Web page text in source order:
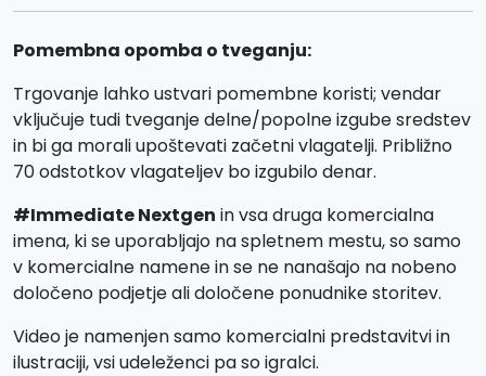
Pomembna opomba o tveganju:
Trgovanje lahko ustvari pomembne koristi; vendar
vključuje tudi tveganje delne/popolne izgube sredstev
in bi ga morali upoštevati začetni vlagatelji. Približno
70 odstotkov vlagateljev bo izgubilo denar.
#Immediate Nextgen in vsa druga komercialna
imena, ki se uporabljajo na spletnem mestu, so samo
v komercialne namene in se ne nanašajo na nobeno
določeno podjetje ali določene ponudnike storitev.
Video je namenjen samo komercialni predstavitvi in
ilustraciji, vsi udeleženci pa so igralci.